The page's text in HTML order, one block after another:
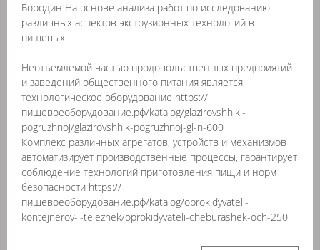
Бородин На основе анализа работ по исследованию
различных аспектов экструзионных технологий в
пищевых
Неотъемлемой частью продовольственных предприятий
и заведений общественного питания является
технологическое оборудование https://
пищевоеоборудование.рф/katalog/glazirovshhiki-
pogruzhnoj/glazirovshhik-pogruzhnoj-gl-n-600
Комплекс различных агрегатов, устройств и механизмов
автоматизирует производственные процессы, гарантирует
соблюдение технологий приготовления пищи и норм
безопасности https://
пищевоеоборудование.рф/katalog/oprokidyvateli-
kontejnerov-i-telezhek/oprokidyvateli-cheburashek-och-250